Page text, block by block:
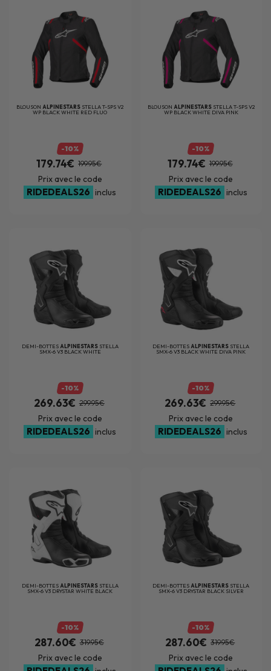
BLOUSON ALPINESTARS STELLA T-SPS V2
WP BLACK WHITE RED FLUO
-10%
179.74€ 199.95€
Prix avec le code
RIDEDEALS26 inclus
BLOUSON ALPINESTARS STELLA T-SPS V2
WP BLACK WHITE DIVA PINK
-10%
179.74€ 199.95€
Prix avec le code
RIDEDEALS26 inclus
DEMI-BOTTES ALPINESTARS STELLA
SMX-6 V3 BLACK WHITE
-10%
269.63€ 299.95€
Prix avec le code
RIDEDEALS26 inclus
DEMI-BOTTES ALPINESTARS STELLA
SMX-6 V3 BLACK WHITE DIVA PINK
-10%
269.63€ 299.95€
Prix avec le code
RIDEDEALS26 inclus
DEMI-BOTTES ALPINESTARS STELLA
SMX-6 V3 DRYSTAR WHITE BLACK
-10%
287.60€ 319.95€
Prix avec le code
DEMI-BOTTES ALPINESTARS STELLA
SMX-6 V3 DRYSTAR BLACK SILVER
-10%
287.60€ 319.95€
Prix avec le code